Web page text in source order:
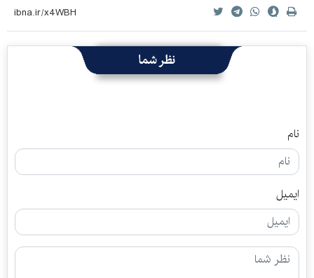
نظر شما
نام
ایمیل